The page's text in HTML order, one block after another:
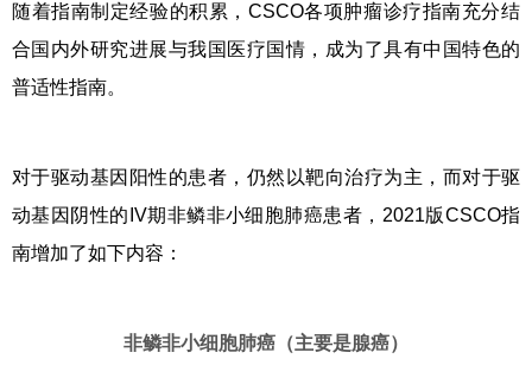
随着指南制定经验的积累，CSCO各项肿瘤诊疗指南充分结
合国内外研究进展与我国医疗国情，成为了具有中国特色的
普适性指南。
对于驱动基因阳性的患者，仍然以靶向治疗为主，而对于驱
动基因阴性的IV期非鳞非小细胞肺癌患者，2021版CSCO指
南增加了如下内容：
非鳞非小细胞肺癌（主要是腺癌）